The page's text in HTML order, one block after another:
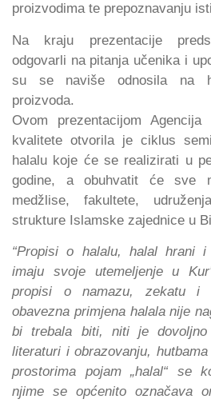
proizvodima te prepoznavanju
Na kraju prezentacije
odgovarli na pitanja učenika i
su se naviše odnosila na
proizvoda.
Ovom prezentacijom
kvalitete otvorila je ciklus
halalu koje će se realizirati u
godine, a obuhvatit će sve
medžlise, fakultete,
strukture Islamske zajednice u
“Propisi o halalu, halal hrani i
imaju svoje utemeljenje u
propisi o namazu, zekatu i
obavezna primjena halala nije
bi trebala biti, niti je
literaturi i obrazovanju,
prostorima pojam „halal“ se
njime se općenito označava